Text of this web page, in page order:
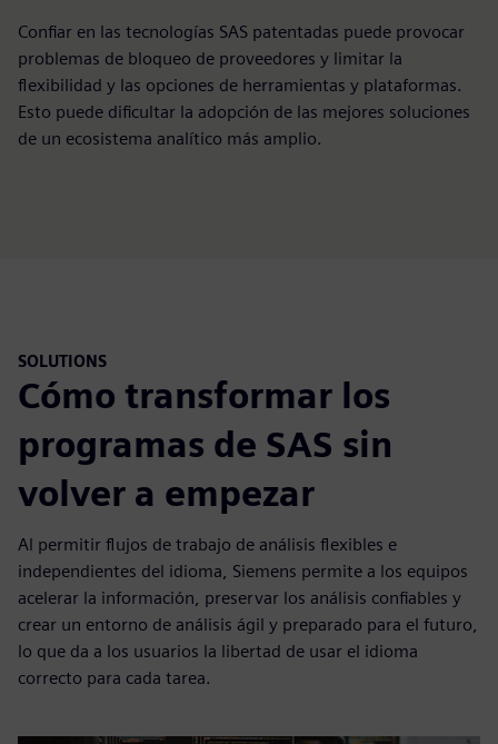
Confiar en las tecnologías SAS patentadas puede provocar
problemas de bloqueo de proveedores y limitar la
flexibilidad y las opciones de herramientas y plataformas.
Esto puede dificultar la adopción de las mejores soluciones
de un ecosistema analítico más amplio.
SOLUTIONS
Cómo transformar los
programas de SAS sin
volver a empezar
Al permitir flujos de trabajo de análisis flexibles e
independientes del idioma, Siemens permite a los equipos
acelerar la información, preservar los análisis confiables y
crear un entorno de análisis ágil y preparado para el futuro,
lo que da a los usuarios la libertad de usar el idioma
correcto para cada tarea.